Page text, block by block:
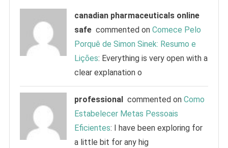
canadian pharmaceuticals online
safe commented onComece Pelo
Porquê de Simon Sinek: Resumo e
Lições: Everything is very open with a
clear explanation o
professional commented onComo
Estabelecer Metas Pessoais
Eficientes: I have been exploring for
a little bit for any hig